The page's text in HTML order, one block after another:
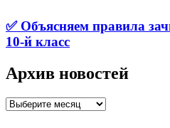
✅ Объясняем правила
10-й класс
Архив новостей
Архив